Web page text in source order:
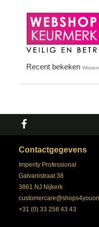
Recent bekeken Wissen
Contactgegevens
Imperity Professional
Galvanistraat 38
3861 NJ Nijkerk
+31 (0) 33 258 43 43